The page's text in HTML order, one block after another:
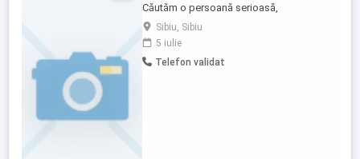
Căutăm o persoană serioasă,
responsabilă și cu experiență în bucătărie.
Oferim salariu motivant, program stabil și
mediu de lucru plăcut. Pentru detalii, ne
puteți contacta la telefon sau direct la
Sibiu, Sibiu
5 iulie
Telefon validat